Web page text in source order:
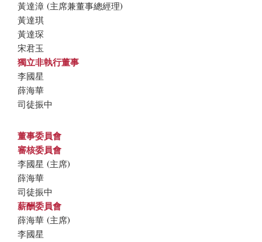
黃達漳 (主席兼董事總經理)
黃達琪
黃達琛
宋君玉
獨立非執行董事
李國星
薛海華
司徒振中
董事委員會
審核委員會
李國星 (主席)
薛海華
司徒振中
薪酬委員會
薛海華 (主席)
李國星